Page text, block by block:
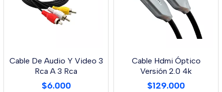
Cable De Audio Y Video 3
Rca A 3 Rca
$6.000
Cable Hdmi Óptico
Versión 2.0 4k
$129.000